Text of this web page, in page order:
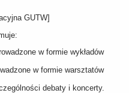
GUTW]
w formie wykładów
w formie warsztatów
debaty i koncerty.